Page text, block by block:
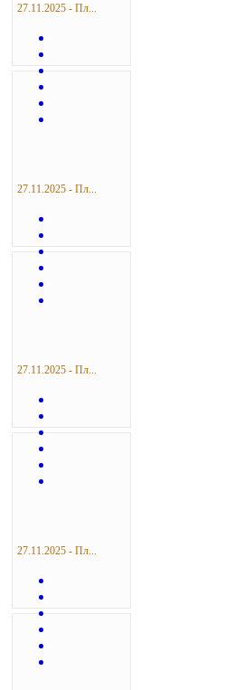
27.11.2025 - Пл...
27.11.2025 - Пл...
27.11.2025 - Пл...
27.11.2025 - Пл...